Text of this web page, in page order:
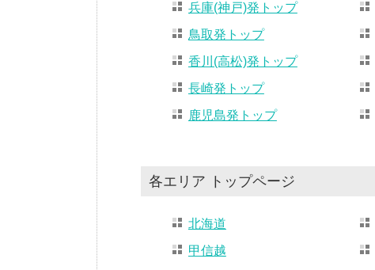
兵庫(神戸)発トップ
鳥取発トップ
香川(高松)発トップ
長崎発トップ
鹿児島発トップ
各エリア トップページ
北海道
甲信越